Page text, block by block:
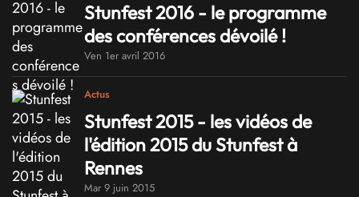
Stunfest 2016 - le programme
des conférences dévoilé !
Ven 1er avril 2016
Actus
Stunfest 2015 - les vidéos de
l'édition 2015 du Stunfest à
Rennes
Mar 9 juin 2015